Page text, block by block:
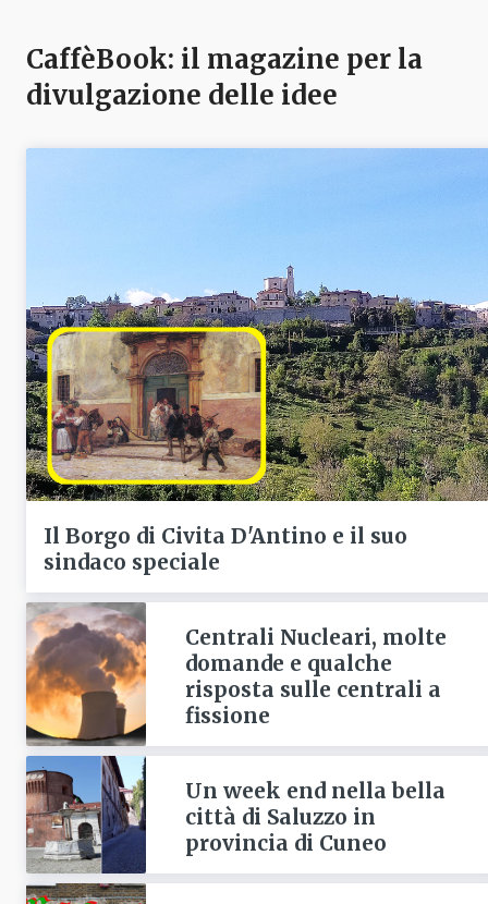
CaffèBook: il magazine per la
divulgazione delle idee
Il Borgo di Civita D'Antino e il suo
sindaco speciale
Centrali Nucleari, molte
domande e qualche
risposta sulle centrali a
fissione
Un week end nella bella
città di Saluzzo in
provincia di Cuneo